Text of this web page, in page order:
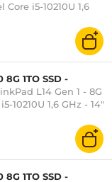
i5-10210U 1,6
- 2x USB 3.2 - 2x
8G 1TO SSD -
L14 Gen 1 - 8G
10210U 1,6 GHz - 14"
3.2 - 2x USB-C -
8G 1TO SSD -